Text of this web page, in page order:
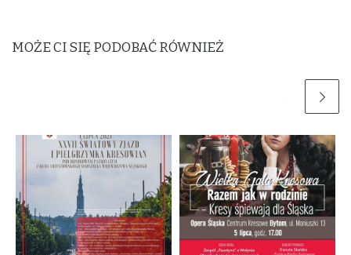
MOŻE CI SIĘ PODOBAĆ RÓWNIEŻ